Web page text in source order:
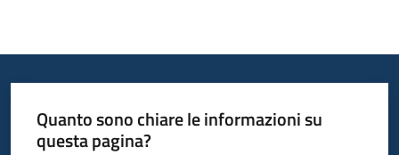
Progetti
Quanto sono chiare le informazioni su
questa pagina?